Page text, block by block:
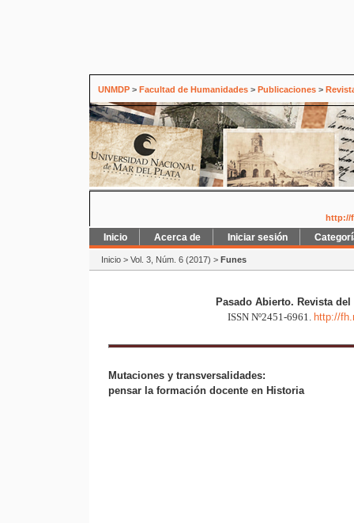
UNMDP > Facultad de Humanidades > Publicaciones >
http://
Inicio Acerca de Iniciar sesión
Inicio >Vol. 3, Núm. 6 (2017) > Funes
Pasado Abierto. Revista del
ISSN Nº2451-6961. http://
Mutaciones y transversalidades:
pensar la formación docente en Historia